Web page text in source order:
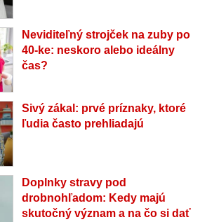
Neviditeľný strojček na zuby po
40-ke: neskoro alebo ideálny
čas?
Sivý zákal: prvé príznaky, ktoré
ľudia často prehliadajú
Doplnky stravy pod
drobnohľadom: Kedy majú
skutočný význam a na čo si dať